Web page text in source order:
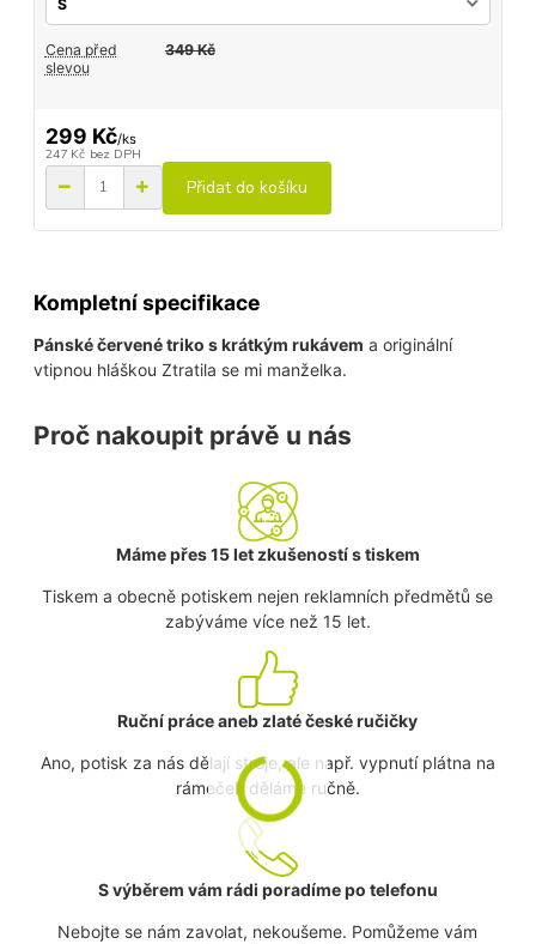
Cena před
slevou
349 Kč
299 Kč/ks
247 Kč bez DPH
Přidat do košíku
Kompletní specifikace
Pánské červené triko s krátkým rukávem a originální
vtipnou hláškou Ztratila se mi manželka.
Proč nakoupit právě u nás
Máme přes 15 let zkušeností s tiskem
Tiskem a obecně potiskem nejen reklamních předmětů se
zabýváme více než 15 let.
Ruční práce aneb zlaté české ručičky
Ano, potisk za nás dělají stroje, ale např. vypnutí plátna na
rámeček děláme ručně.
S výběrem vám rádi poradíme po telefonu
Nebojte se nám zavolat, nekoušeme. Pomůžeme vám